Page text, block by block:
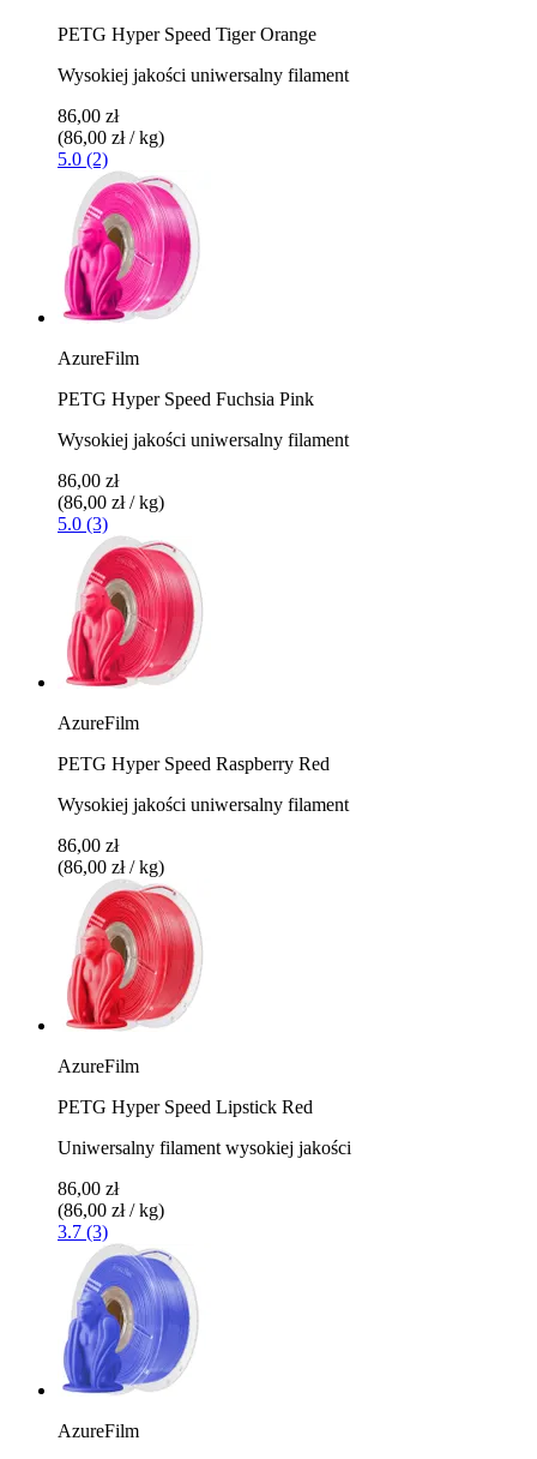
PETG Hyper Speed Tiger Orange
Wysokiej jakości uniwersalny filament
86,00 zł
(86,00 zł / kg)
5.0 (2)
AzureFilm
PETG Hyper Speed Fuchsia Pink
Wysokiej jakości uniwersalny filament
86,00 zł
(86,00 zł / kg)
5.0 (3)
AzureFilm
PETG Hyper Speed Raspberry Red
Wysokiej jakości uniwersalny filament
86,00 zł
(86,00 zł / kg)
AzureFilm
PETG Hyper Speed Lipstick Red
Uniwersalny filament wysokiej jakości
86,00 zł
(86,00 zł / kg)
3.7 (3)
AzureFilm